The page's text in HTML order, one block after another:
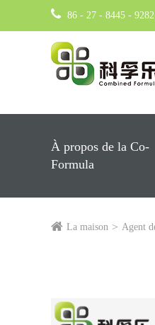
86 - 27 - 8445 - 9282
À propos de la Co-
Formula
La maison Agent